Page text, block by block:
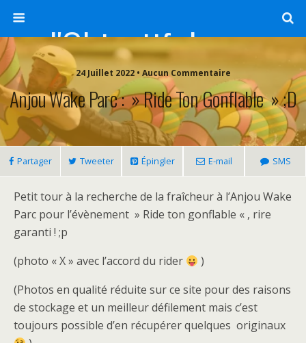
l'Objectif de Clairette
24 Juillet 2022 • Aucun Commentaire
Anjou Wake Parc : » Ride Ton Gonflable » ;D
Partager Tweeter Épingler E-mail SMS
Petit tour à la recherche de la fraîcheur à l’Anjou Wake
Parc pour l’évènement » Ride ton gonflable « , rire
garanti ! ;p
(photo « X » avec l’accord du rider
)
(Photos en qualité réduite sur ce site pour des raisons
de stockage et un meilleur défilement mais c’est
toujours possible d’en récupérer quelques originaux